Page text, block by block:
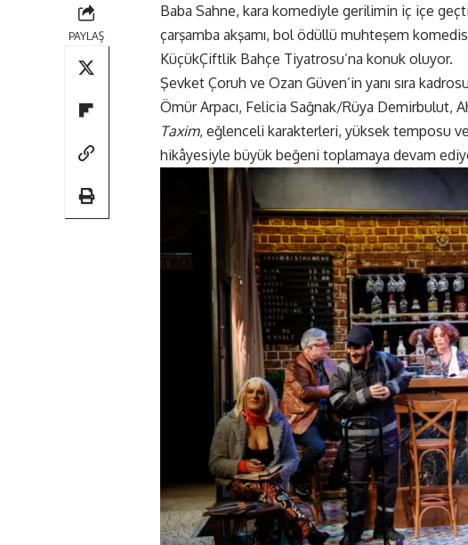
PAYLAŞ
Baba Sahne, kara komediyle gerilimin iç içe
çarşamba akşamı, bol ödüllü muhteşem
KüçükÇiftlik Bahçe Tiyatrosu’na konuk oluyor.
Şevket Çoruh ve Ozan Güven’in yanı sıra
Ömür Arpacı, Felicia Sağnak/Rüya Demirbulut,
Taxim, eğlenceli karakterleri, yüksek temposu ve
hikâyesiyle büyük beğeni toplamaya devam